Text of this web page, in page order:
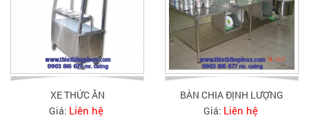
XE THỨC ĂN
Giá: Liên hệ
BÀN CHIA ĐỊNH LƯỢNG
Giá: Liên hệ